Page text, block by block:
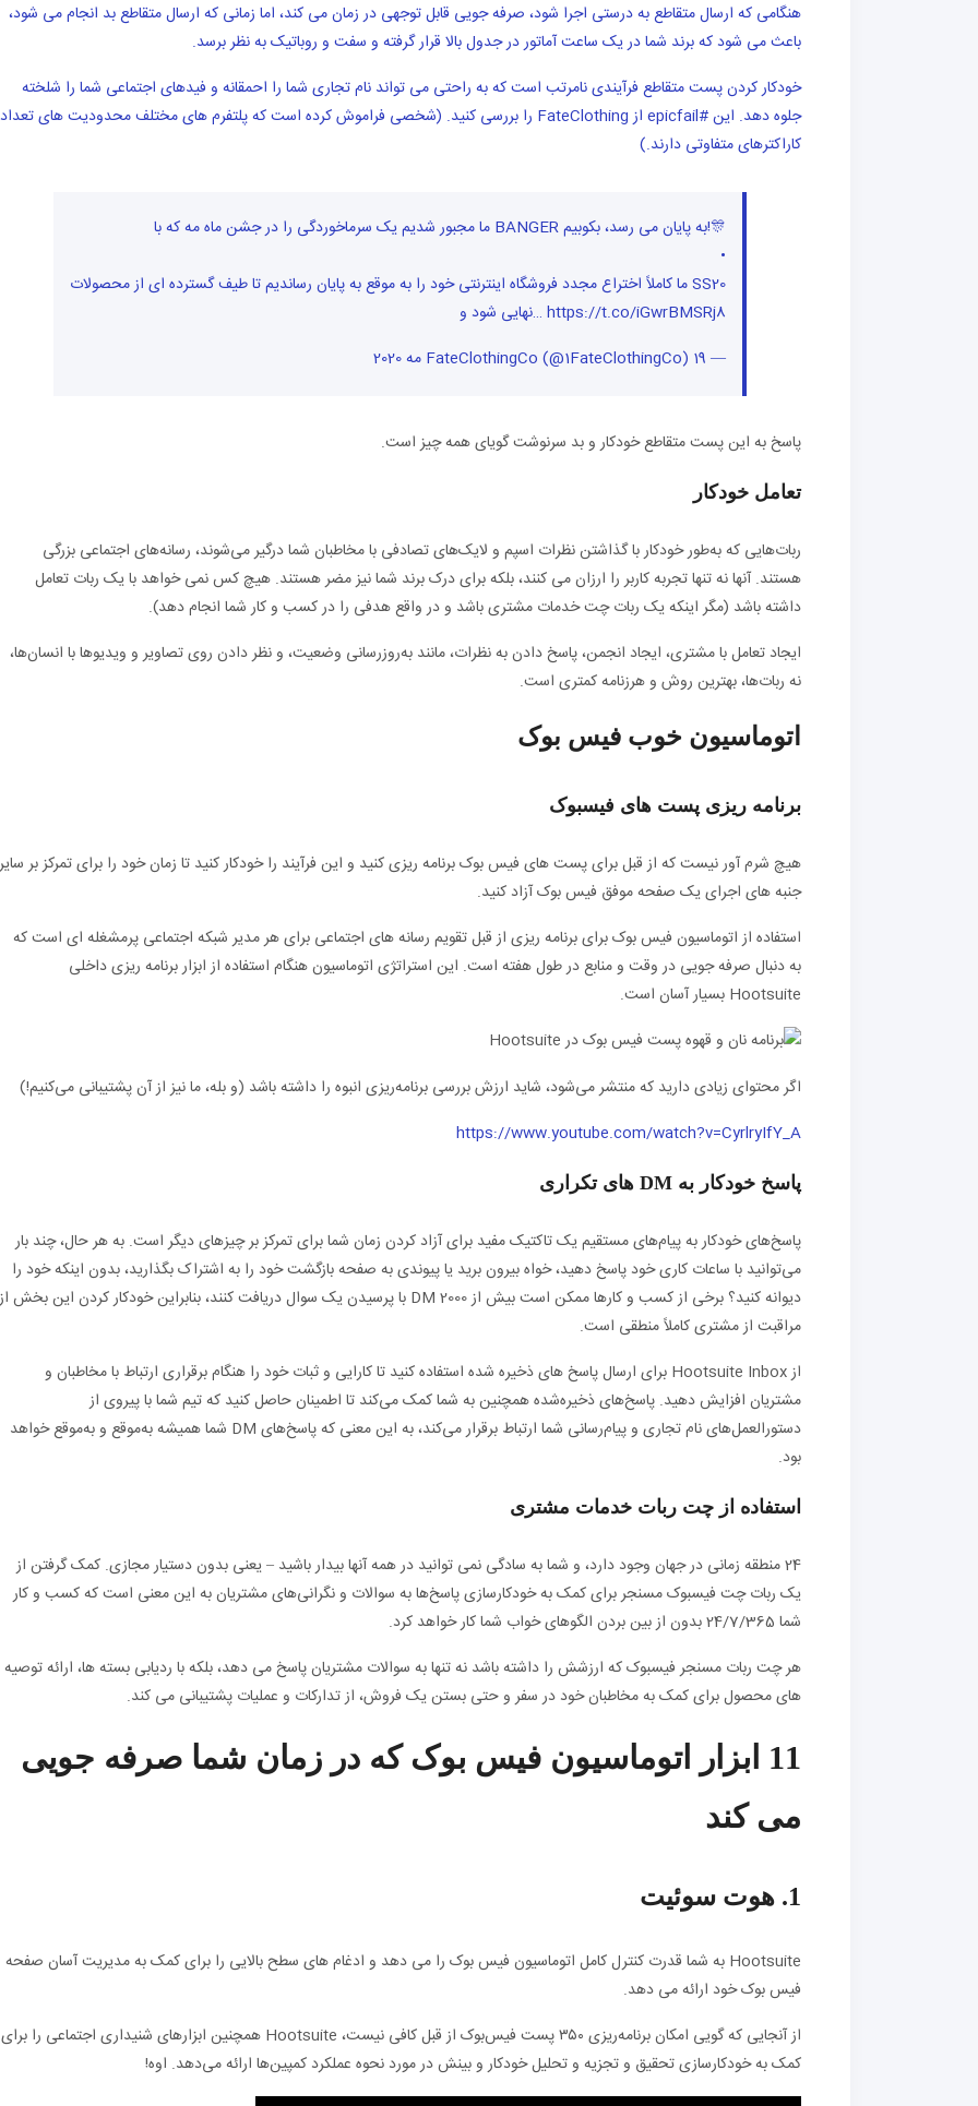
هنگامی که ارسال متقاطع به درستی اجرا شود، صرفه جویی قابل توجهی در زمان می کند، اما زمانی که ارسال متقاطع بد انجام می شود،
باعث می شود که برند شما در یک ساعت آماتور در جدول بالا قرار گرفته و سفت و روباتیک به نظر برسد.
خودکار کردن پست متقاطع فرآیندی نامرتب است که به راحتی می تواند نام تجاری شما را احمقانه و فیدهای اجتماعی شما را شلخته
جلوه دهد. این #epicfail از FateClothing را بررسی کنید. (شخصی فراموش کرده است که پلتفرم های مختلف محدودیت های تعداد
کاراکترهای متفاوتی دارند.)
ما مجبور شدیم یک سرماخوردگی را در جشن ماه مه که با BANGER به پایان می رسد، بکوبیم!🎊
•
ما کاملاً اختراع مجدد فروشگاه اینترنتی خود را به موقع به پایان رساندیم تا طیف گسترده ای از محصولات SS20
نهایی شود و… https://t.co/iGwrBMSRj8
— FateClothingCo (@1FateClothingCo) 19 مه 2020
پاسخ به این پست متقاطع خودکار و بد سرنوشت گویای همه چیز است.
تعامل خودکار
ربات‌هایی که به‌طور خودکار با گذاشتن نظرات اسپم و لایک‌های تصادفی با مخاطبان شما درگیر می‌شوند، رسانه‌های اجتماعی بزرگی
هستند. آنها نه تنها تجربه کاربر را ارزان می کنند، بلکه برای درک برند شما نیز مضر هستند. هیچ کس نمی خواهد با یک ربات تعامل
داشته باشد (مگر اینکه یک ربات چت خدمات مشتری باشد و در واقع هدفی را در کسب و کار شما انجام دهد).
ایجاد تعامل با مشتری، ایجاد انجمن، پاسخ دادن به نظرات، مانند به‌روزرسانی وضعیت، و نظر دادن روی تصاویر و ویدیوها با انسان‌ها،
نه ربات‌ها، بهترین روش و هرزنامه کمتری است.
اتوماسیون خوب فیس بوک
برنامه ریزی پست های فیسبوک
هیچ شرم آور نیست که از قبل برای پست های فیس بوک برنامه ریزی کنید و این فرآیند را خودکار کنید تا زمان خود را برای تمرکز بر سایر
جنبه های اجرای یک صفحه موفق فیس بوک آزاد کنید.
استفاده از اتوماسیون فیس بوک برای برنامه ریزی از قبل تقویم رسانه های اجتماعی برای هر مدیر شبکه اجتماعی پرمشغله ای است که
به دنبال صرفه جویی در وقت و منابع در طول هفته است. این استراتژی اتوماسیون هنگام استفاده از ابزار برنامه ریزی داخلی
Hootsuite بسیار آسان است.
اگر محتوای زیادی دارید که منتشر می‌شود، شاید ارزش بررسی برنامه‌ریزی انبوه را داشته باشد (و بله، ما نیز از آن پشتیبانی می‌کنیم!)
https://www.youtube.com/watch?v=CyrlryIfY_A
پاسخ خودکار به DM های تکراری
پاسخ‌های خودکار به پیام‌های مستقیم یک تاکتیک مفید برای آزاد کردن زمان شما برای تمرکز بر چیزهای دیگر است. به هر حال، چند بار
می‌توانید با ساعات کاری خود پاسخ دهید، خواه بیرون برید یا پیوندی به صفحه بازگشت خود را به اشتراک بگذارید، بدون اینکه خود را
دیوانه کنید؟ برخی از کسب و کارها ممکن است بیش از 2000 DM با پرسیدن یک سوال دریافت کنند، بنابراین خودکار کردن این بخش از
مراقبت از مشتری کاملاً منطقی است.
از Hootsuite Inbox برای ارسال پاسخ های ذخیره شده استفاده کنید تا کارایی و ثبات خود را هنگام برقراری ارتباط با مخاطبان و
مشتریان افزایش دهید. پاسخ‌های ذخیره‌شده همچنین به شما کمک می‌کند تا اطمینان حاصل کنید که تیم شما با پیروی از
دستورالعمل‌های نام تجاری و پیام‌رسانی شما ارتباط برقرار می‌کند، به این معنی که پاسخ‌های DM شما همیشه به‌موقع و به‌موقع خواهد
بود.
استفاده از چت ربات خدمات مشتری
24 منطقه زمانی در جهان وجود دارد، و شما به سادگی نمی توانید در همه آنها بیدار باشید – یعنی بدون دستیار مجازی. کمک گرفتن از
یک ربات چت فیسبوک مسنجر برای کمک به خودکارسازی پاسخ‌ها به سوالات و نگرانی‌های مشتریان به این معنی است که کسب و کار
شما 24/7/365 بدون از بین بردن الگوهای خواب شما کار خواهد کرد.
هر چت ربات مسنجر فیسبوک که ارزشش را داشته باشد نه تنها به سوالات مشتریان پاسخ می دهد، بلکه با ردیابی بسته ها، ارائه توصیه
های محصول برای کمک به مخاطبان خود در سفر و حتی بستن یک فروش، از تدارکات و عملیات پشتیبانی می کند.
11 ابزار اتوماسیون فیس بوک که در زمان شما صرفه جویی
می کند
1. هوت سوئیت
Hootsuite به شما قدرت کنترل کامل اتوماسیون فیس بوک را می دهد و ادغام های سطح بالایی را برای کمک به مدیریت آسان صفحه
فیس بوک خود ارائه می دهد.
از آنجایی که گویی امکان برنامه‌ریزی ۳۵۰ پست فیس‌بوک از قبل کافی نیست، Hootsuite همچنین ابزارهای شنیداری اجتماعی را برای
کمک به خودکارسازی تحقیق و تجزیه و تحلیل خودکار و بینش در مورد نحوه عملکرد کمپین‌ها ارائه می‌دهد. اوه!